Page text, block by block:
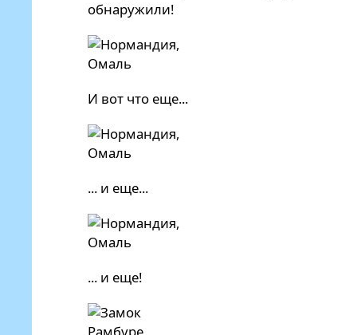
обнаружили!
И вот что еще...
... и еще...
... и еще!